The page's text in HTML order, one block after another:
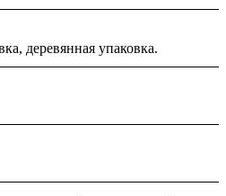
деревянная упаковка.